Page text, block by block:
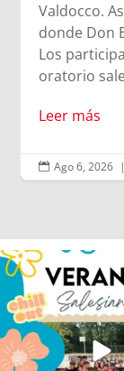
Valdocco.
donde Don
Los
oratorio
Leer más
 Ago 6, 2026 |
Los alumnos de 6º de
de la ESO
146